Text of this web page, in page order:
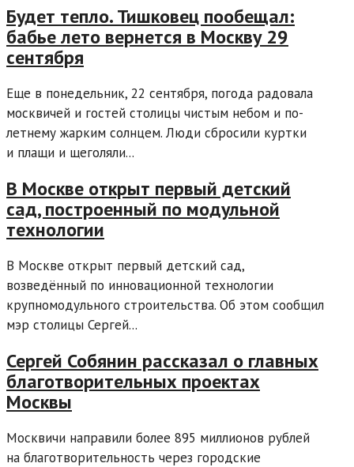
Будет тепло. Тишковец пообещал:
бабье лето вернется в Москву 29
сентября
Еще в понедельник, 22 сентября, погода радовала
москвичей и гостей столицы чистым небом и по-
летнему жарким солнцем. Люди сбросили куртки
и плащи и щеголяли...
В Москве открыт первый детский
сад, построенный по модульной
технологии
В Москве открыт первый детский сад,
возведённый по инновационной технологии
крупномодульного строительства. Об этом сообщил
мэр столицы Сергей...
Сергей Собянин рассказал о главных
благотворительных проектах
Москвы
Москвичи направили более 895 миллионов рублей
на благотворительность через городские